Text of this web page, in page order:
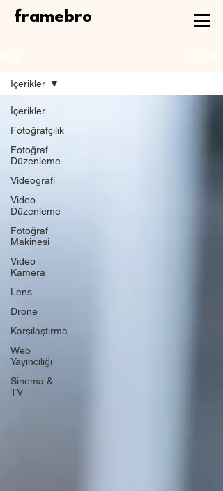
framebro
İçerikler
Fotoğrafçılık
Fotoğraf
Düzenleme
Videografi
Video
Düzenleme
Fotoğraf
Makinesi
Video
Kamera
Lens
Drone
Karşılaştırma
Web
Yayıncılığı
Sinema &
TV
İçerikler